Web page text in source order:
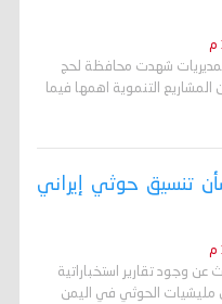
شهدت محافظة لحج
المشاريع التنموية اهمها فيما
تنسيق حوثي إيراني
وجود تقارير استخباراتية
مليشيات الحوثي في اليمن